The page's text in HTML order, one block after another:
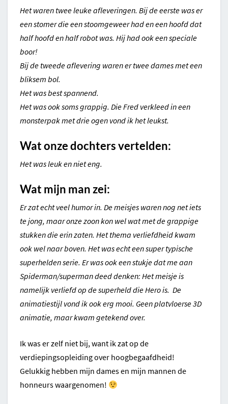
Het waren twee leuke afleveringen. Bij de eerste was er
een stomer die een stoomgeweer had en een hoofd dat
half hoofd en half robot was. Hij had ook een speciale
boor!
Bij de tweede aflevering waren er twee dames met een
bliksem bol.
Het was best spannend.
Het was ook soms grappig. Die Fred verkleed in een
monsterpak met drie ogen vond ik het leukst.
Wat onze dochters vertelden:
Het was leuk en niet eng.
Wat mijn man zei:
Er zat echt veel humor in. De meisjes waren nog net iets
te jong, maar onze zoon kon wel wat met de grappige
stukken die erin zaten. Het thema verliefdheid kwam
ook wel naar boven. Het was echt een super typische
superhelden serie. Er was ook een stukje dat me aan
Spiderman/superman deed denken: Het meisje is
namelijk verliefd op de superheld die Hero is. De
animatiestijl vond ik ook erg mooi. Geen platvloerse 3D
animatie, maar kwam getekend over.
Ik was er zelf niet bij, want ik zat op de
verdiepingsopleiding over hoogbegaafdheid!
Gelukkig hebben mijn dames en mijn mannen de
honneurs waargenomen!